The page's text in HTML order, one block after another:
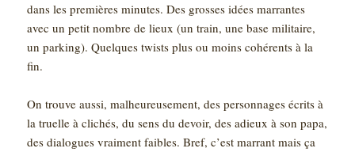
dans les premières minutes. Des grosses idées marrantes
avec un petit nombre de lieux (un train, une base militaire,
un parking). Quelques twists plus ou moins cohérents à la
fin.
On trouve aussi, malheureusement, des personnages écrits à
la truelle à clichés, du sens du devoir, des adieux à son papa,
des dialogues vraiment faibles. Bref, c’est marrant mais ça